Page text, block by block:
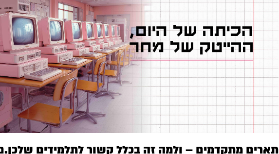
תארים מתקדמים – ולמה זה בכלל קשור לתלמידים